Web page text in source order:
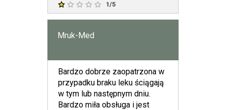
1/5
Mruk-Med
Bardzo dobrze zaopatrzona w
przypadku braku leku ściągają
w tym lub następnym dniu.
Bardzo miła obsługa i jest